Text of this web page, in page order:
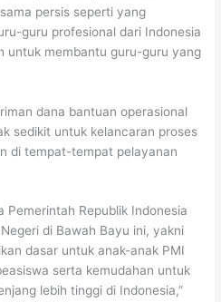
persis seperti yang
guru profesional dari Indonesia
untuk membantu guru-guru yang
dana bantuan operasional
sedikit untuk kelancaran proses
di tempat-tempat pelayanan
Pemerintah Republik Indonesia
di Bawah Bayu ini, yakni
dasar untuk anak-anak PMI
serta kemudahan untuk
lebih tinggi di Indonesia,”